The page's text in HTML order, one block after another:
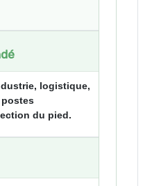
logistique,
du pied.